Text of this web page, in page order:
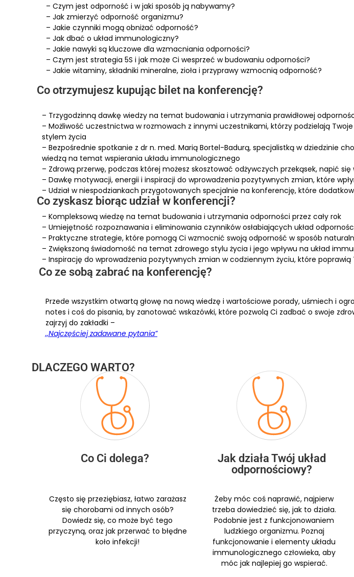
– Czym jest odporność i w jaki sposób ją nabywamy?
– Jak zmierzyć odporność organizmu?
– Jakie czynniki mogą obniżać odporność?
– Jak dbać o układ immunologiczny?
– Jakie nawyki są kluczowe dla wzmacniania odporności?
– Czym jest strategia 5S i jak może Ci wesprzeć w budowaniu odporności?
– Jakie witaminy, składniki mineralne, zioła i przyprawy wzmocnią odporność?
Co otrzymujesz kupując bilet na konferencję?
– Trzygodzinną dawkę wiedzy na temat budowania i utrzymania prawidłowej
– Możliwość uczestnictwa w rozmowach z innymi uczestnikami, którzy podzielają
stylem życia
– Bezpośrednie spotkanie z dr n. med. Marią Bortel-Badurą, specjalistką w dziedzinie
wiedzą na temat wspierania układu immunologicznego
– Zdrową przerwę, podczas której możesz skosztować odżywczych przekąsek, napić
– Dawkę motywacji, energii i inspiracji do wprowadzenia pozytywnych zmian, które
– Udział w niespodziankach przygotowanych specjalnie na konferencję, które
Co zyskasz biorąc udział w konferencji?
– Kompleksową wiedzę na temat budowania i utrzymania odporności przez cały rok
– Umiejętność rozpoznawania i eliminowania czynników osłabiających układ
– Praktyczne strategie, które pomogą Ci wzmocnić swoją odporność w sposób
– Zwiększoną świadomość na temat zdrowego stylu życia i jego wpływu na układ
– Inspirację do wprowadzenia pozytywnych zmian w codziennym życiu, które
Co ze sobą zabrać na konferencję?
Przede wszystkim otwartą głowę na nową wiedzę i wartościowe porady, uśmiech i
notes i coś do pisania, by zanotować wskazówki, które pozwolą Ci zadbać o swoje
zajrzyj do zakładki –
,,Najczęściej zadawane pytania”
DLACZEGO WARTO?
Co Ci dolega?​
Często się przeziębiasz, łatwo zarażasz
się chorobami od innych osób?
Dowiedz się, co może być tego
przyczyną, oraz jak przerwać to błędne
koło infekcji!
Jak działa Twój układ
odpornościowy?
Żeby móc coś naprawić, najpierw
trzeba dowiedzieć się, jak to działa.
Podobnie jest z funkcjonowaniem
ludzkiego organizmu. Poznaj
funkcjonowanie i elementy układu
immunologicznego człowieka, aby
móc jak najlepiej go wspierać.